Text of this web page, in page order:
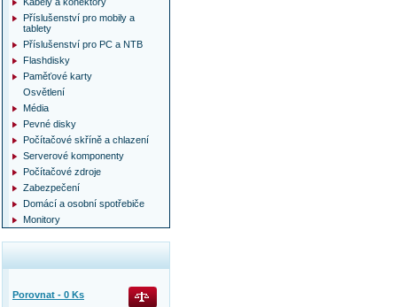
Příslušenství pro mobily a
tablety
Příslušenství pro PC a NTB
Flashdisky
Paměťové karty
Osvětlení
Média
Pevné disky
Počítačové skříně a chlazení
Serverové komponenty
Počítačové zdroje
Zabezpečení
Domácí a osobní spotřebiče
Monitory
Porovnat - 0 Ks